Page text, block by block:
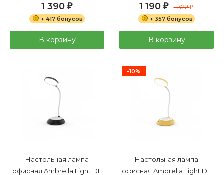
1 390 ₽
+ 417 бонусов
В корзину
1 190 ₽ 1 322₽
+ 357 бонусов
В корзину
Настольная лампа
офисная Ambrella Light DE
-10%
Настольная лампа
офисная Ambrella Light DE